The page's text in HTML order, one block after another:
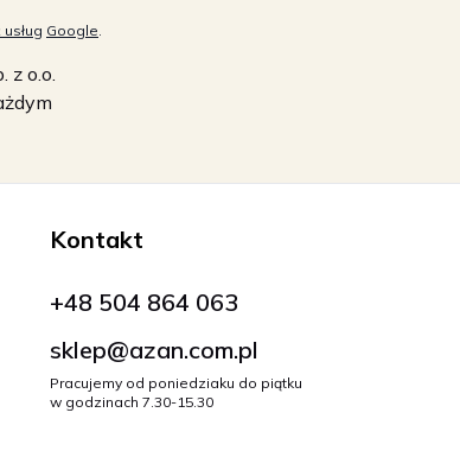
Google
o.o.
Kontakt
+48 504 864 063
sklep@azan.com.pl
Pracujemy od poniedziaku do piątku
w godzinach 7.30-15.30